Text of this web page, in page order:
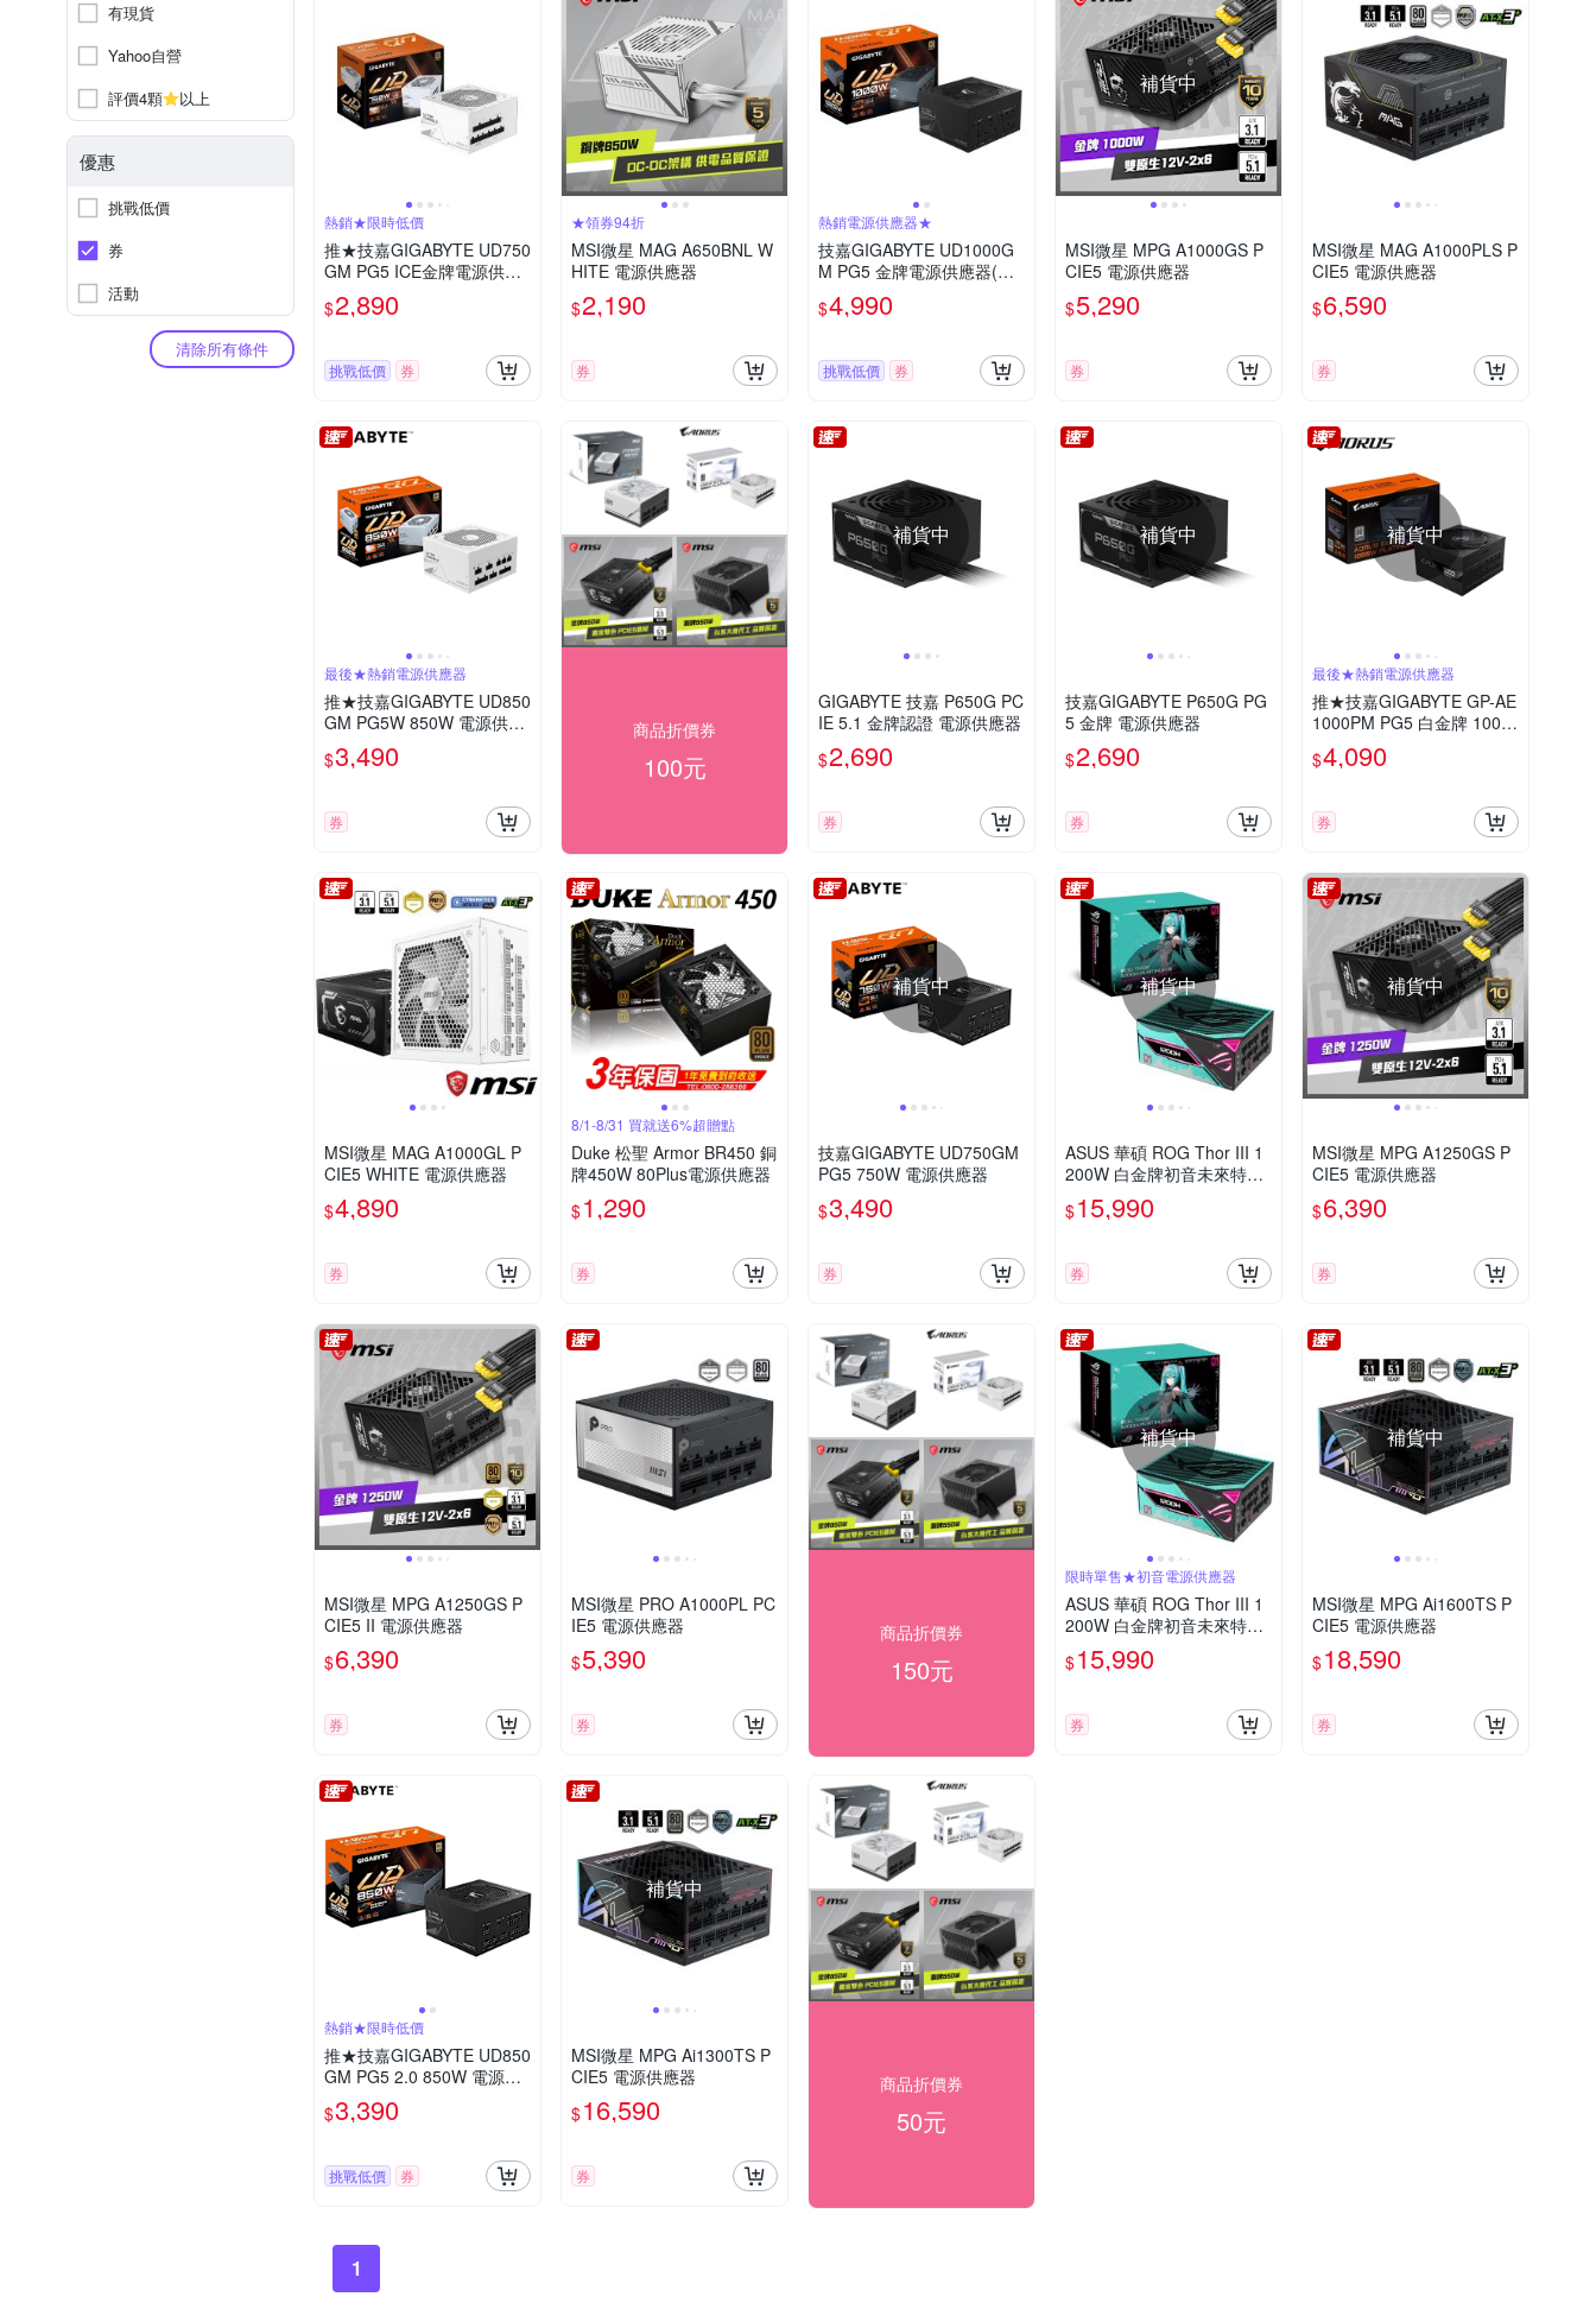
有現貨
Yahoo自營
評價4顆
以上
優惠
挑戰低價
券
活動
清除所有條件
熱銷★限時低價
推★技嘉GIGABYTE UD750
GM PG5 ICE金牌電源供應
器
$2,890
挑戰低價 券
★領券94折
MSI微星 MAG A650BNL W
HITE 電源供應器
$2,190
券
熱銷電源供應器★
技嘉GIGABYTE UD1000G
M PG5 金牌電源供應器(快
閃優惠)
$4,990
挑戰低價 券
補貨中
MSI微星 MPG A1000GS P
CIE5 電源供應器
$5,290
券
MSI微星 MAG A1000PLS P
CIE5 電源供應器
$6,590
券
最後★熱銷電源供應器
推★技嘉GIGABYTE UD850
GM PG5W 850W 電源供應
器
$3,490
券
商品折價券
100元
補貨中
GIGABYTE 技嘉 P650G PC
IE 5.1 金牌認證 電源供應器
$2,690
券
補貨中
技嘉GIGABYTE P650G PG
5 金牌 電源供應器
$2,690
券
補貨中
最後★熱銷電源供應器
推★技嘉GIGABYTE GP-AE
1000PM PG5 白金牌 1000
W 電源供應器【黑】
$4,090
券
MSI微星 MAG A1000GL P
CIE5 WHITE 電源供應器
$4,890
券
8/1-8/31 買就送6%超贈點
Duke 松聖 Armor BR450 銅
牌450W 80Plus電源供應器
$1,290
券
補貨中
技嘉GIGABYTE UD750GM
PG5 750W 電源供應器
$3,490
券
補貨中
ASUS 華碩 ROG Thor III 1
200W 白金牌初音未來特別
版電源供應器
$15,990
券
補貨中
MSI微星 MPG A1250GS P
CIE5 電源供應器
$6,390
券
MSI微星 MPG A1250GS P
CIE5 II 電源供應器
$6,390
券
MSI微星 PRO A1000PL PC
IE5 電源供應器
$5,390
券
商品折價券
150元
補貨中
限時單售★初音電源供應器
ASUS 華碩 ROG Thor III 1
200W 白金牌初音未來特別
版電源供應器
$15,990
券
補貨中
MSI微星 MPG Ai1600TS P
CIE5 電源供應器
$18,590
券
熱銷★限時低價
推★技嘉GIGABYTE UD850
GM PG5 2.0 850W 電源供
應器
$3,390
挑戰低價 券
補貨中
MSI微星 MPG Ai1300TS P
CIE5 電源供應器
$16,590
券
商品折價券
50元
1